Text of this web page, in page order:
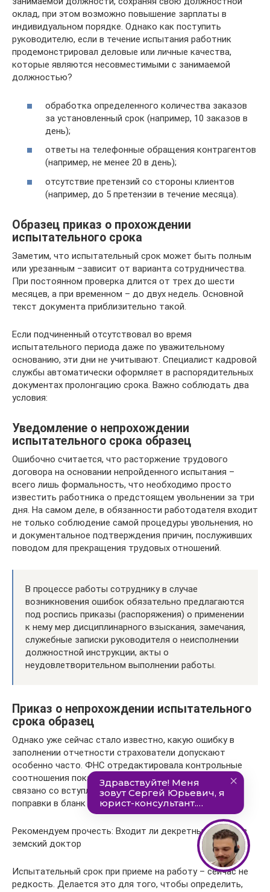
оклад, при этом возможно повышение зарплаты в
индивидуальном порядке. Однако как поступить
руководителю, если в течение испытания работник
продемонстрировал деловые или личные качества,
которые являются несовместимыми с занимаемой
должностью?
обработка определенного количества заказов
за установленный срок (например, 10 заказов в
день);
ответы на телефонные обращения контрагентов
(например, не менее 20 в день);
отсутствие претензий со стороны клиентов
(например, до 5 претензии в течение месяца).
Образец приказ о прохождении
испытательного срока
Заметим, что испытательный срок может быть полным
или урезанным –зависит от варианта сотрудничества.
При постоянном проверка длится от трех до шести
месяцев, а при временном – до двух недель. Основной
текст документа приблизительно такой.
Если подчиненный отсутствовал во время
испытательного периода даже по уважительному
основанию, эти дни не учитывают. Специалист кадровой
службы автоматически оформляет в распорядительных
документах пролонгацию срока. Важно соблюдать два
условия:
Уведомление о непрохождении
испытательного срока образец
Ошибочно считается, что расторжение трудового
договора на основании непройденного испытания –
всего лишь формальность, что необходимо просто
известить работника о предстоящем увольнении за три
дня. На самом деле, в обязанности работодателя входит
не только соблюдение самой процедуры увольнения, но
и документальное подтверждения причин, послуживших
поводом для прекращения трудовых отношений.
В процессе работы сотруднику в случае
возникновения ошибок обязательно предлагаются
под роспись приказы (распоряжения) о применении
к нему мер дисциплинарного взыскания, замечания,
служебные записки руководителя о неисполнении
должностной инструкции, акты о
неудовлетворительном выполнении работы.
Приказ о непрохождении испытательного
срока образец
Однако уже сейчас стало известно, какую ошибку в
заполнении отчетности страхователи допускают
особенно часто. ФНС отредактировала контрольные
соотношения показателей декларации по НДС. Это
связано со вступлением в силу приказа, внесшего
поправки в бланк НДС-отчетности.
Рекомендуем прочесть: Входит ли декретный отпуск в
земский доктор
Испытательный срок при приеме на работу – сейчас не
редкость. Делается это для того, чтобы определить,